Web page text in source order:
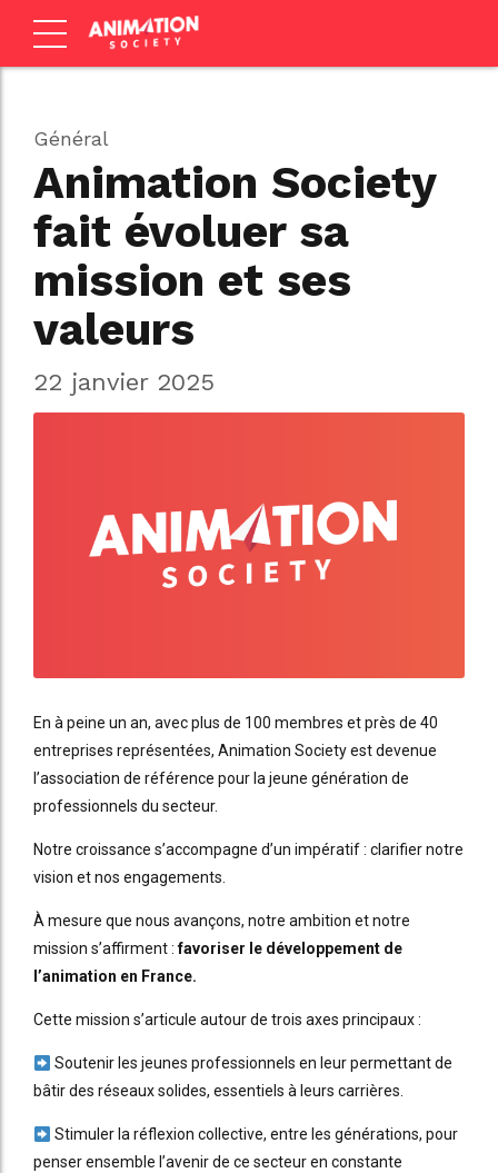
Général
Animation Society
fait évoluer sa
mission et ses
valeurs
22 janvier 2025
En à peine un an, avec plus de 100 membres et près de 40
entreprises représentées, Animation Society est devenue
l’association de référence pour la jeune génération de
professionnels du secteur.
Notre croissance s’accompagne d’un impératif : clarifier notre
vision et nos engagements.
À mesure que nous avançons, notre ambition et notre
mission s’affirment :favoriser le développement de
l’animation en France.
Cette mission s’articule autour de trois axes principaux :
Soutenir les jeunes professionnels en leur permettant de
bâtir des réseaux solides, essentiels à leurs carrières.
Stimuler la réflexion collective, entre les générations, pour
penser ensemble l’avenir de ce secteur en constante